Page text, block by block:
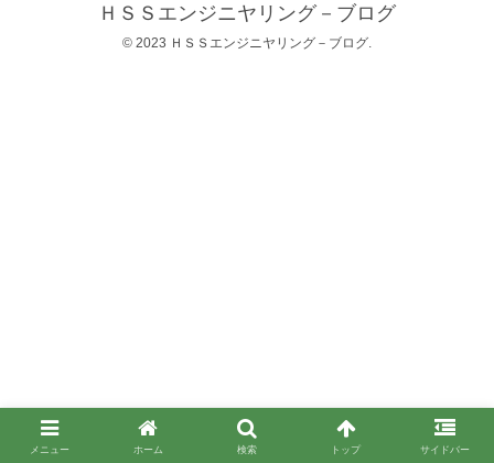
ＨＳＳエンジニヤリング－ブログ
© 2023 ＨＳＳエンジニヤリング－ブログ.
メニュー ホーム 検索 トップ サイドバー